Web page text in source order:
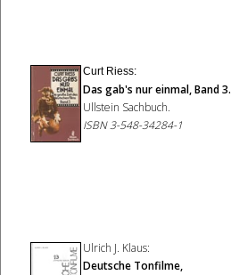
Curt Riess:
Das gab's nur einmal, Band 3.
Ullstein Sachbuch.
ISBN 3-548-34284-1
Ulrich J. Klaus:
Deutsche Tonfilme,